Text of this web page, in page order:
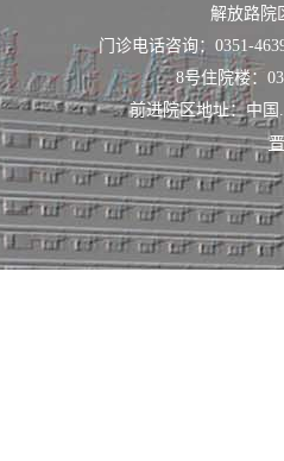
解放路
门诊电话咨询：0351-
8号住院楼：
前进院区地址：中